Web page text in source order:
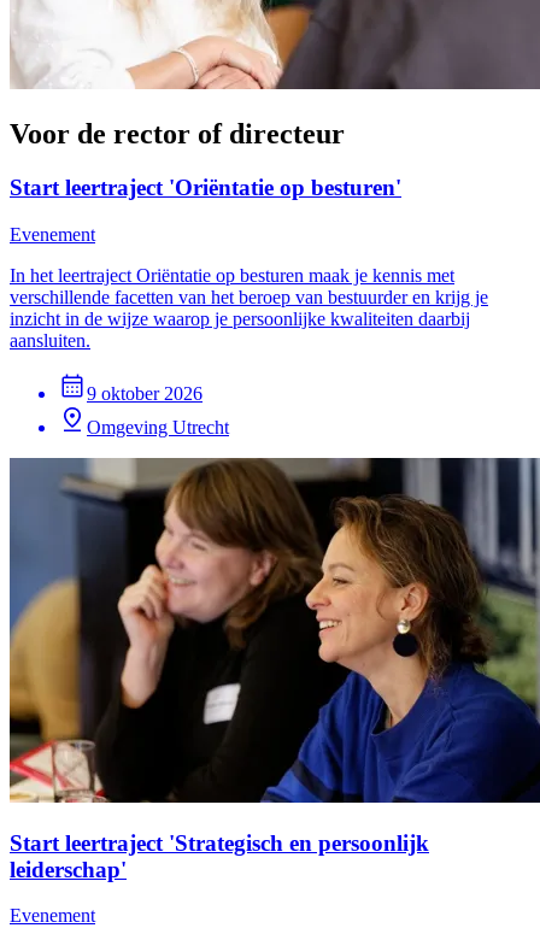
Voor de rector of directeur
Start leertraject 'Oriëntatie op besturen'
Evenement
In het leertraject Oriëntatie op besturen maak je kennis met
verschillende facetten van het beroep van bestuurder en krijg je
inzicht in de wijze waarop je persoonlijke kwaliteiten daarbij
aansluiten.
9 oktober 2026
Omgeving Utrecht
Start leertraject 'Strategisch en persoonlijk
leiderschap'
Evenement